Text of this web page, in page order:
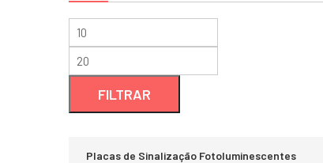
Preço
mínimo
FILTRAR
Placas de Sinalização Fotoluminescentes